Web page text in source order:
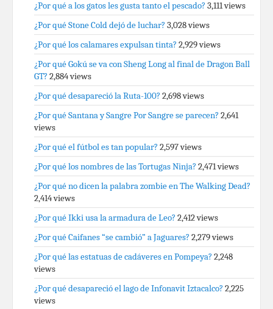
¿Por qué a los gatos les gusta tanto el pescado? 3,111 views
¿Por qué Stone Cold dejó de luchar? 3,028 views
¿Por qué los calamares expulsan tinta? 2,929 views
¿Por qué Gokú se va con Sheng Long al final de Dragon Ball
GT? 2,884 views
¿Por qué desapareció la Ruta-100? 2,698 views
¿Por qué Santana y Sangre Por Sangre se parecen? 2,641
views
¿Por qué el fútbol es tan popular? 2,597 views
¿Por qué los nombres de las Tortugas Ninja? 2,471 views
¿Por qué no dicen la palabra zombie en The Walking Dead?
2,414 views
¿Por qué Ikki usa la armadura de Leo? 2,412 views
¿Por qué Caifanes “se cambió” a Jaguares? 2,279 views
¿Por qué las estatuas de cadáveres en Pompeya? 2,248
views
¿Por qué desapareció el lago de Infonavit Iztacalco? 2,225
views